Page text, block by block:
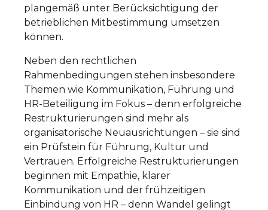
plangemäß unter Berücksichtigung der
betrieblichen Mitbestimmung umsetzen
können.
Neben den rechtlichen
Rahmenbedingungen stehen insbesondere
Themen wie Kommunikation, Führung und
HR-Beteiligung im Fokus – denn erfolgreiche
Restrukturierungen sind mehr als
organisatorische Neuausrichtungen – sie sind
ein Prüfstein für Führung, Kultur und
Vertrauen. Erfolgreiche Restrukturierungen
beginnen mit Empathie, klarer
Kommunikation und der frühzeitigen
Einbindung von HR – denn Wandel gelingt